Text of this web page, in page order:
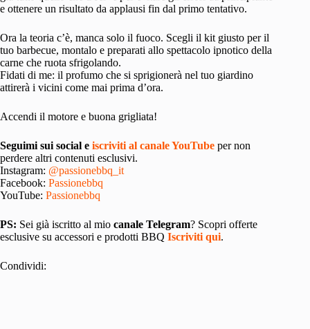
e ottenere un risultato da applausi fin dal primo tentativo.
Ora la teoria c’è, manca solo il fuoco. Scegli il kit giusto per il
tuo barbecue, montalo e preparati allo spettacolo ipnotico della
carne che ruota sfrigolando.
Fidati di me: il profumo che si sprigionerà nel tuo giardino
attirerà i vicini come mai prima d’ora.
Accendi il motore e buona grigliata!
Seguimi sui social e iscriviti al canale YouTube per non
perdere altri contenuti esclusivi.
Instagram: @passionebbq_it
Facebook: Passionebbq
YouTube: Passionebbq
PS: Sei già iscritto al mio canale Telegram? Scopri offerte
esclusive su accessori e prodotti BBQ Iscriviti qui.
Condividi: